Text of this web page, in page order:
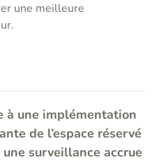
une meilleure
à une implémentation
de l’espace réservé
une surveillance accrue